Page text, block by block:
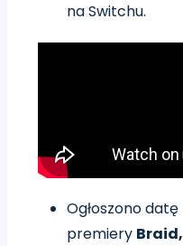
na Switchu.
Ogłoszono datę
premiery Braid,